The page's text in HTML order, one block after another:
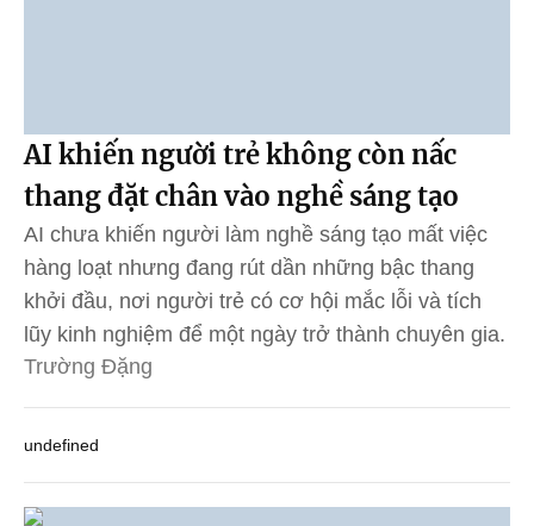
AI khiến người trẻ không còn nấc
thang đặt chân vào nghề sáng tạo
AI chưa khiến người làm nghề sáng tạo mất việc
hàng loạt nhưng đang rút dần những bậc thang
khởi đầu, nơi người trẻ có cơ hội mắc lỗi và tích
lũy kinh nghiệm để một ngày trở thành chuyên gia.
Trường Đặng
undefined